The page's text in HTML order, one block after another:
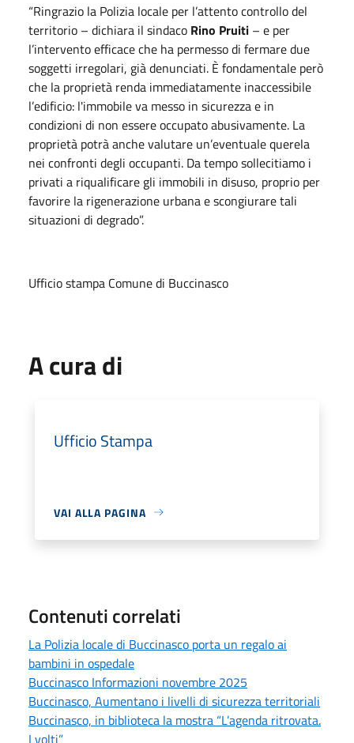
“Ringrazio la Polizia locale per l’attento controllo del
territorio – dichiara il sindaco Rino Pruiti – e per
l’intervento efficace che ha permesso di fermare due
soggetti irregolari, già denunciati. È fondamentale però
che la proprietà renda immediatamente inaccessibile
l’edificio: l'immobile va messo in sicurezza e in
condizioni di non essere occupato abusivamente. La
proprietà potrà anche valutare un’eventuale querela
nei confronti degli occupanti. Da tempo sollecitiamo i
privati a riqualificare gli immobili in disuso, proprio per
favorire la rigenerazione urbana e scongiurare tali
situazioni di degrado”.
Ufficio stampa Comune di Buccinasco
A cura di
Ufficio Stampa
VAI ALLA PAGINA
Contenuti correlati
La Polizia locale di Buccinasco porta un regalo ai
bambini in ospedale
Buccinasco Informazioni novembre 2025
Buccinasco, Aumentano i livelli di sicurezza territoriali
Buccinasco, in biblioteca la mostra “L’agenda ritrovata.
I volti”